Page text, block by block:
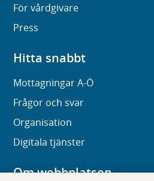
För vårdgivare
Press
Hitta snabbt
Mottagningar A-Ö
Frågor och svar
Organisation
Digitala tjänster
Om webbplatsen